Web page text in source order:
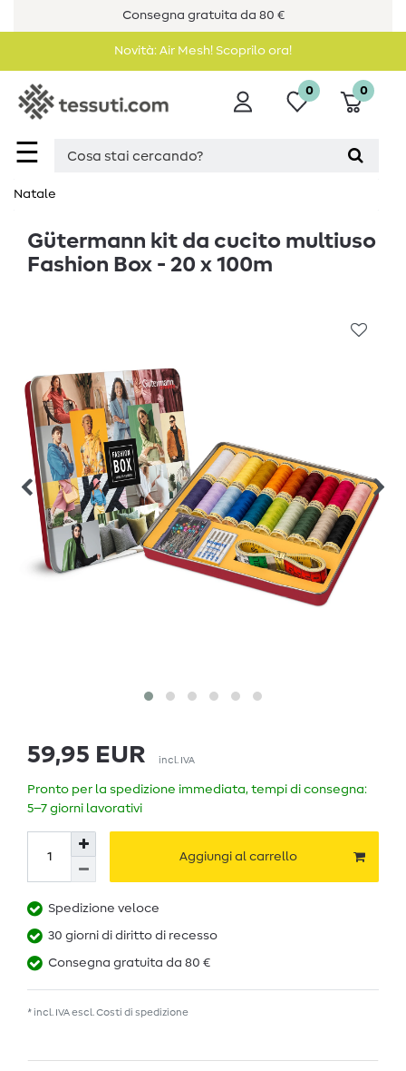
Consegna gratuita da 80 €
Novità: Air Mesh! Scoprilo ora!
☰
0 0
Natale
Gütermann kit da cucito multiuso
Fashion Box - 20 x 100m
59,95 EUR incl. IVA
Pronto per la spedizione immediata, tempi di consegna:
5–7 giorni lavorativi
Aggiungi al carrello
Spedizione veloce
30 giorni di diritto di recesso
Consegna gratuita da 80 €
* incl. IVA escl.Costi di spedizione